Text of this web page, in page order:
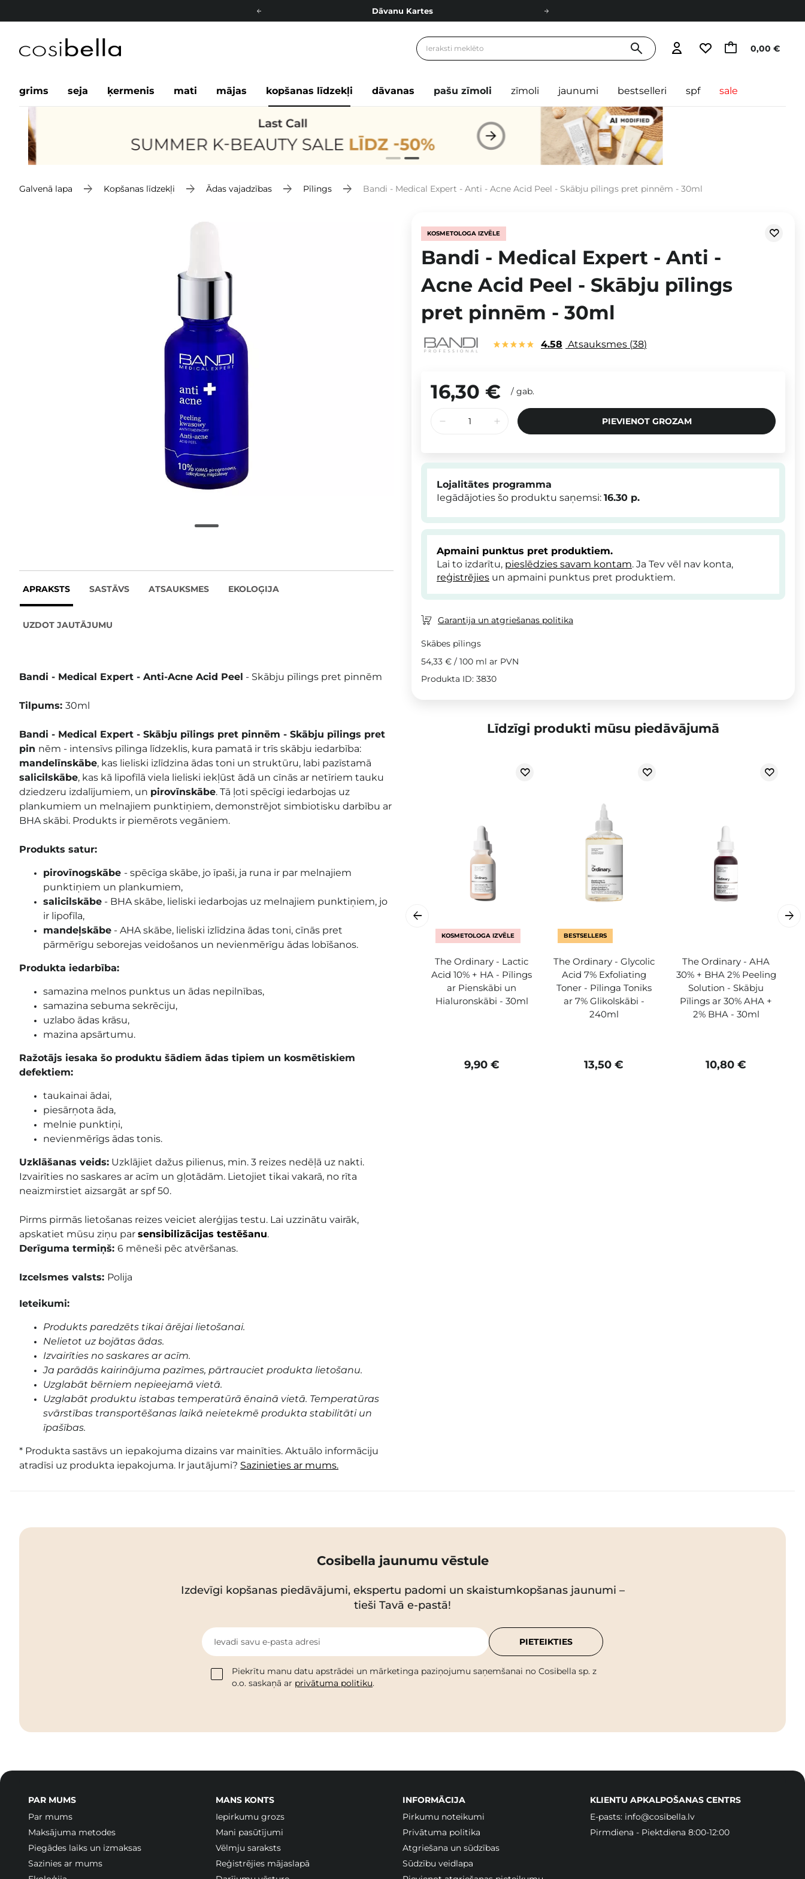
Dāvanu Kartes
Bezmaskas piegāde no 49,00 € 0,00 €
grims seja ķermenis mati mājas kopšanas līdzekļi dāvanas pašu zīmoli zīmoli jaunumi bestselleri spf sale
Galvenā lapa Kopšanas līdzekļi Ādas vajadzības Pīlings Bandi - Medical Expert - Anti - Acne Acid Peel - Skābju pīlings pret pinnēm - 30ml
APRAKSTS SASTĀVS ATSAUKSMES EKOLOĢIJA
UZDOT JAUTĀJUMU
Bandi - Medical Expert - Anti-Acne Acid Peel - Skābju pīlings pret pinnēm
Tilpums: 30ml
Bandi - Medical Expert - Skābju pīlings pret pinnēm - Skābju pīlings pret
pin nēm - intensīvs pīlinga līdzeklis, kura pamatā ir trīs skābju iedarbība:
mandelīnskābe, kas lieliski izlīdzina ādas toni un struktūru, labi pazīstamā
salicilskābe, kas kā lipofīlā viela lieliski iekļūst ādā un cīnās ar netīriem tauku
dziedzeru izdalījumiem, un pirovīnskābe. Tā ļoti spēcīgi iedarbojas uz
plankumiem un melnajiem punktiņiem, demonstrējot simbiotisku darbību ar
BHA skābi. Produkts ir piemērots vegāniem.
Produkts satur:
pirovīnogskābe - spēcīga skābe, jo īpaši, ja runa ir par melnajiem
punktiņiem un plankumiem,
salicilskābe - BHA skābe, lieliski iedarbojas uz melnajiem punktiņiem, jo
ir lipofīla,
mandeļskābe - AHA skābe, lieliski izlīdzina ādas toni, cīnās pret
pārmērīgu seborejas veidošanos un nevienmērīgu ādas lobīšanos.
Produkta iedarbība:
samazina melnos punktus un ādas nepilnības,
samazina sebuma sekrēciju,
uzlabo ādas krāsu,
mazina apsārtumu.
Ražotājs iesaka šo produktu šādiem ādas tipiem un kosmētiskiem
defektiem:
taukainai ādai,
piesārņota āda,
melnie punktiņi,
nevienmērīgs ādas tonis.
Uzklāšanas veids: Uzklājiet dažus pilienus, min. 3 reizes nedēļā uz nakti.
Izvairīties no saskares ar acīm un gļotādām. Lietojiet tikai vakarā, no rīta
neaizmirstiet aizsargāt ar spf 50.
Pirms pirmās lietošanas reizes veiciet alerģijas testu. Lai uzzinātu vairāk,
apskatiet mūsu ziņu par sensibilizācijas testēšanu.
Derīguma termiņš: 6 mēneši pēc atvēršanas.
Izcelsmes valsts: Polija
Ieteikumi:
Produkts paredzēts tikai ārējai lietošanai.
Nelietot uz bojātas ādas.
Izvairīties no saskares ar acīm.
Ja parādās kairinājuma pazīmes, pārtrauciet produkta lietošanu.
Uzglabāt bērniem nepieejamā vietā.
Uzglabāt produktu istabas temperatūrā ēnainā vietā. Temperatūras
svārstības transportēšanas laikā neietekmē produkta stabilitāti un
īpašības.
* Produkta sastāvs un iepakojuma dizains var mainīties. Aktuālo informāciju
atradīsi uz produkta iepakojuma. Ir jautājumi? Sazinieties ar mums.
KOSMETOLOGA IZVĒLE
Bandi - Medical Expert - Anti -
Acne Acid Peel - Skābju pīlings
pret pinnēm - 30ml
4.58 Atsauksmes 38
16,30 € / gab.
PIEVIENOT GROZAM
Lojalitātes programma
Iegādājoties šo produktu saņemsi: 16.30 p.
Apmaini punktus pret produktiem.
Lai to izdarītu, pieslēdzies savam kontam. Ja Tev vēl nav konta,
reģistrējies un apmaini punktus pret produktiem.
Garantija un atgriešanas politika
Skābes pīlings
54,33 € / 100 ml ar PVN
Produkta ID: 3830
Līdzīgi produkti mūsu piedāvājumā
KOSMETOLOGA IZVĒLE
The Ordinary - Lactic
Acid 10% + HA - Pīlings
ar Pienskābi un
Hialuronskābi - 30ml
9,90 €
BESTSELLERS
The Ordinary - Glycolic
Acid 7% Exfoliating
Toner - Pīlinga Toniks
ar 7% Glikolskābi -
240ml
13,50 €
The Ordinary - AHA
30% + BHA 2% Peeling
Solution - Skābju
Pīlings ar 30% AHA +
2% BHA - 30ml
10,80 €
Cosibella jaunumu vēstule
Izdevīgi kopšanas piedāvājumi, ekspertu padomi un skaistumkopšanas jaunumi –
tieši Tavā e-pastā!
Ievadi savu e-pasta adresi
Piekrītu manu datu apstrādei un mārketinga paziņojumu saņemšanai no Cosibella sp. z
o.o. saskaņā ar privātuma politiku.
PIETEIKTIES
PAR MUMS
Par mums
Maksājuma metodes
Piegādes laiks un izmaksas
Sazinies ar mums
MANS KONTS
Iepirkumu grozs
Mani pasūtījumi
Vēlmju saraksts
Reģistrējies mājaslapā
INFORMĀCIJA
Pirkumu noteikumi
Privātuma politika
Atgriešana un sūdzības
Sūdzību veidlapa
KLIENTU APKALPOŠANAS CENTRS
E-pasts: info@cosibella.lv
Pirmdiena - Piektdiena 8:00-12:00